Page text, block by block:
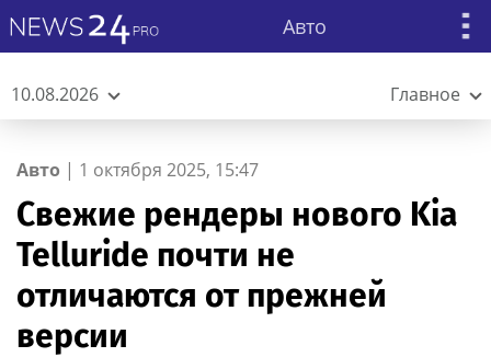
Авто
10.08.2026 Главное
Авто | 1 октября 2025, 15:47
Свежие рендеры нового Kia
Telluride почти не
отличаются от прежней
версии